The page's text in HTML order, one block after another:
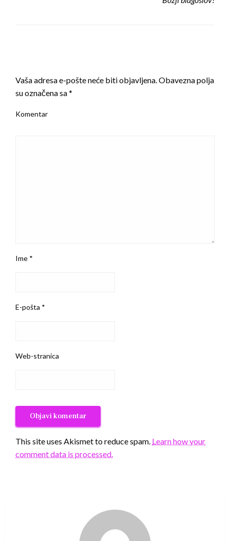
Vaša adresa e-pošte neće biti objavljena. Obavezna polja
su označena sa*
Komentar
Ime *
E-pošta *
Web-stranica
This site uses Akismet to reduce spam. Learn how your
comment data is processed.